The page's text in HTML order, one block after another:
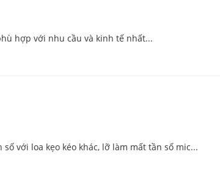
hợp với nhu cầu và kinh tế nhất...
với loa kẹo kéo khác, lỡ làm mất tần số mic...